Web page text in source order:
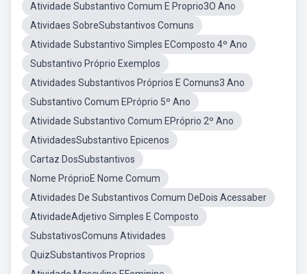
Atividade Substantivo Comum E Proprio3O Ano
Atividaes SobreSubstantivos Comuns
Atividade Substantivo Simples EComposto 4º Ano
Substantivo Próprio Exemplos
Atividades Substantivos Próprios E Comuns3 Ano
Substantivo Comum EPróprio 5º Ano
Atividade Substantivo Comum EPróprio 2º Ano
AtividadesSubstantivo Epicenos
Cartaz DosSubstantivos
Nome PróprioE Nome Comum
Atividades De Substantivos Comum DeDois Acessaber
AtividadeAdjetivo Simples E Composto
SubstativosComuns Atividades
QuizSubstantivos Proprios